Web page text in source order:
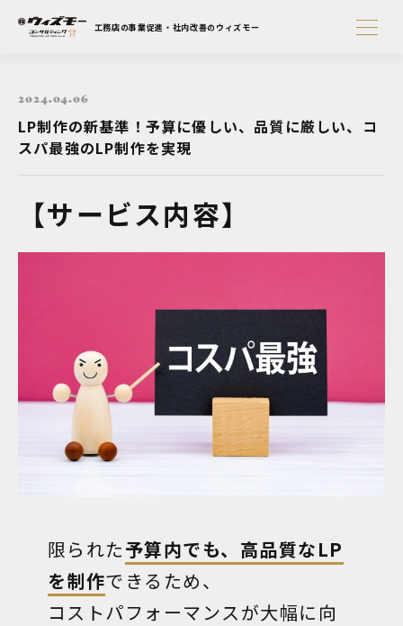
工務店の事業促進・社内改善のウィズモー
2024.04.06
LP制作の新基準！予算に優しい、品質に厳しい、コ
スパ最強のLP制作を実現
【サービス内容】
限られた予算内でも、高品質なLP
を制作できるため、
コストパフォーマンスが大幅に向